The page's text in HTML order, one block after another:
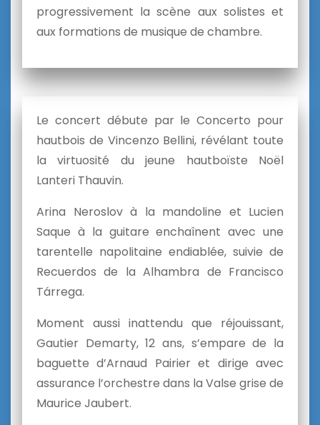
progressivement la scène aux solistes et
aux formations de musique de chambre.
Le concert débute par le Concerto pour
hautbois de Vincenzo Bellini, révélant toute
la virtuosité du jeune hautboïste Noël
Lanteri Thauvin.
Arina Neroslov à la mandoline et Lucien
Saque à la guitare enchaînent avec une
tarentelle napolitaine endiablée, suivie de
Recuerdos de la Alhambra de Francisco
Tárrega.
Moment aussi inattendu que réjouissant,
Gautier Demarty, 12 ans, s’empare de la
baguette d’Arnaud Pairier et dirige avec
assurance l’orchestre dans la Valse grise de
Maurice Jaubert.